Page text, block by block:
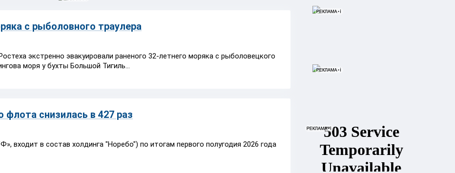
с рыболовного траулера
экстренно эвакуировали раненого 32-летнего моряка с рыболовецкого
моря у бухты Большой Тигиль...
снизилась в 427 раз
в состав холдинга "Норебо") по итогам первого полугодия 2026 года